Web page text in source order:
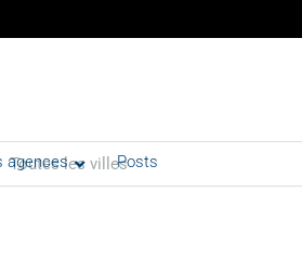
agences Posts
Toutes les villes